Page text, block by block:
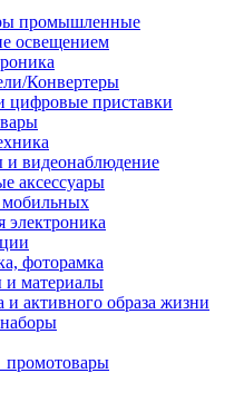
промышленные
освещением
Конвертеры
цифровые приставки
видеонаблюдение
аксессуары
электроника
фоторамка
и материалы
и активного образа жизни